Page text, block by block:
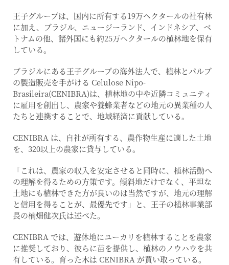
王子グループは、国内に所有する19万ヘクタールの社有林
に加え、ブラジル、ニュージーランド、インドネシア、ベ
トナムの他、諸外国にも約25万ヘクタールの植林地を保有
している。
ブラジルにある王子グループの海外法人で、植林とパルプ
の製造販売を手がける Celulose Nipo-
Brasileira(CENIBRA)は、植林地の中や近隣コミュニティ
に雇用を創出し、農家や養蜂業者などの地元の異業種の人
たちと連携することで、地域経済に貢献している。
CENIBRA は、自社が所有する、農作物生産に適した土地
を、320以上の農家に貸与している。
「これは、農家の収入を安定させると同時に、植林活動へ
の理解を得るための方策です。傾斜地だけでなく、平坦な
土地にも植林できた方が良いのは当然ですが、地元の理解
と信用を得ることが、最優先です」と、王子の植林事業部
長の楠畑健次氏は述べた。
CENIBRA では、遊休地にユーカリを植林することを農家
に推奨しており、彼らに苗を提供し、植林のノウハウを共
有している。育った木は CENIBRA が買い取っている。